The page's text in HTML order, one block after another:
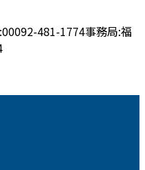
092-481-1774事務局:福